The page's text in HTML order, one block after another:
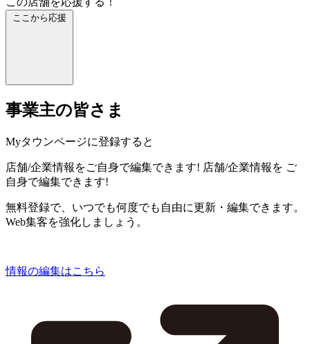
ここから応援
事業主の皆さま
Myタウンページに登録すると
店舗/企業情報をご自身で編集できます! 店舗/企業情報を ご
自身で編集できます!
無料登録で、いつでも何度でも自由に更新・編集できます。
Web集客を強化しましょう。
情報の編集はこちら